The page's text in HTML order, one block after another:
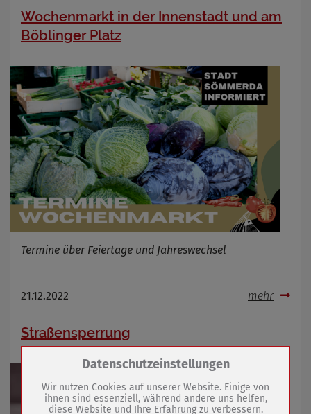
Wochenmarkt in der Innenstadt und am
Böblinger Platz
Termine über Feiertage und Jahreswechsel
21.12.2022 mehr
Straßensperrung
Zum Betrieb der Seite notwendige Cookies /
Name
PHP Session Cookie
Datenschutzeinstellungen
Wir nutzen Cookies auf unserer Website. Einige von
ihnen sind essenziell, während andere uns helfen,
diese Website und Ihre Erfahrung zu verbessern.